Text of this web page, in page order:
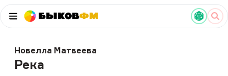
БыковФМ
Новелла Матвеева
Река